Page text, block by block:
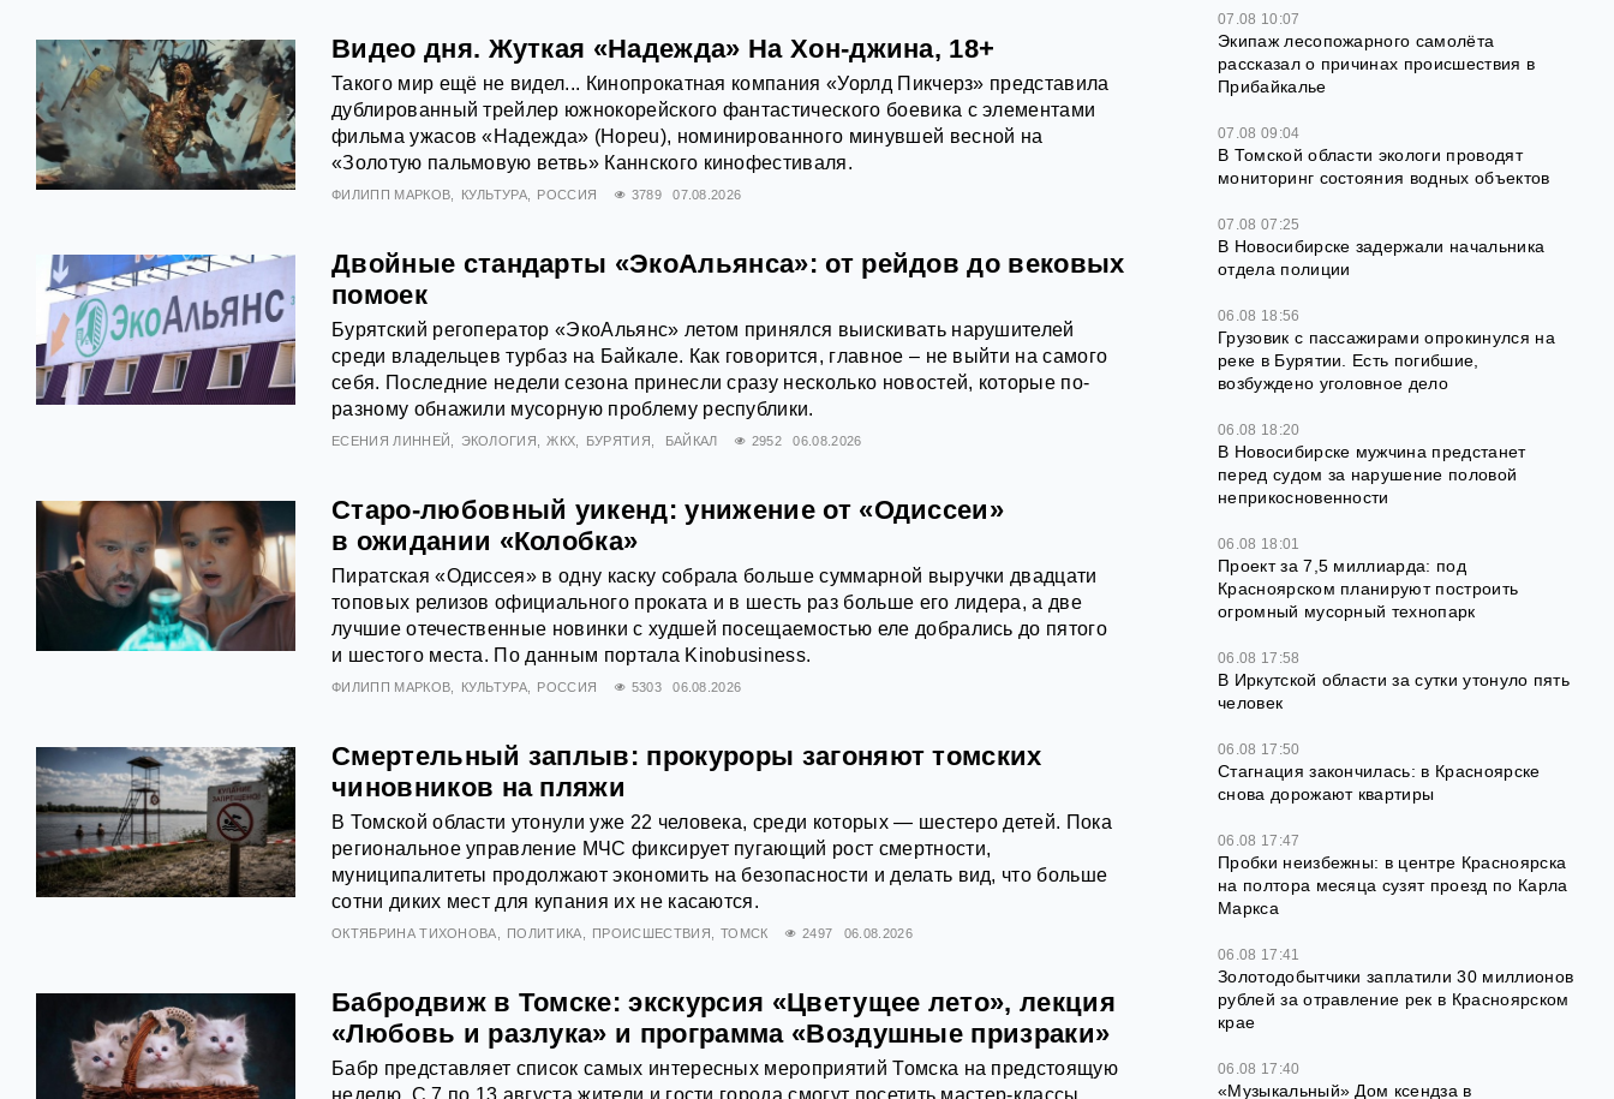
Видео дня. Жуткая «Надежда» На Хон-джина, 18+
Такого мир ещё не видел... Кинопрокатная компания «Уорлд Пикчерз» представила
дублированный трейлер южнокорейского фантастического боевика с элементами
фильма ужасов «Надежда» (Hopeu), номинированного минувшей весной на
«Золотую пальмовую ветвь» Каннского кинофестиваля.
ФИЛИПП МАРКОВ КУЛЬТУРА РОССИЯ 3789 07.08.2026
Двойные стандарты «ЭкоАльянса»: от рейдов до вековых
помоек
Бурятский регоператор «ЭкоАльянс» летом принялся выискивать нарушителей
среди владельцев турбаз на Байкале. Как говорится, главное – не выйти на самого
себя. Последние недели сезона принесли сразу несколько новостей, которые по-
разному обнажили мусорную проблему республики.
ЕСЕНИЯ ЛИННЕЙ ЭКОЛОГИЯ ЖКХ БУРЯТИЯ БАЙКАЛ 2952 06.08.2026
Старо-любовный уикенд: унижение от «Одиссеи»
в ожидании «Колобка»
Пиратская «Одиссея» в одну каску собрала больше суммарной выручки двадцати
топовых релизов официального проката и в шесть раз больше его лидера, а две
лучшие отечественные новинки с худшей посещаемостью еле добрались до пятого
и шестого места. По данным портала Kinobusiness.
ФИЛИПП МАРКОВ КУЛЬТУРА РОССИЯ 5303 06.08.2026
Смертельный заплыв: прокуроры загоняют томских
чиновников на пляжи
В Томской области утонули уже 22 человека, среди которых — шестеро детей. Пока
региональное управление МЧС фиксирует пугающий рост смертности,
муниципалитеты продолжают экономить на безопасности и делать вид, что больше
сотни диких мест для купания их не касаются.
ОКТЯБРИНА ТИХОНОВА ПОЛИТИКА ПРОИСШЕСТВИЯ ТОМСК 2497 06.08.2026
Бабродвиж в Томске: экскурсия «Цветущее лето», лекция
«Любовь и разлука» и программа «Воздушные призраки»
Бабр представляет список самых интересных мероприятий Томска на предстоящую
неделю. С 7 по 13 августа жители и гости города смогут посетить мастер-классы,
07.08 10:07
Экипаж лесопожарного самолёта
рассказал о причинах происшествия в
Прибайкалье
07.08 09:04
В Томской области экологи проводят
мониторинг состояния водных объектов
07.08 07:25
В Новосибирске задержали начальника
отдела полиции
06.08 18:56
Грузовик с пассажирами опрокинулся на
реке в Бурятии. Есть погибшие,
возбуждено уголовное дело
06.08 18:20
В Новосибирске мужчина предстанет
перед судом за нарушение половой
неприкосновенности
06.08 18:01
Проект за 7,5 миллиарда: под
Красноярском планируют построить
огромный мусорный технопарк
06.08 17:58
В Иркутской области за сутки утонуло пять
человек
06.08 17:50
Стагнация закончилась: в Красноярске
снова дорожают квартиры
06.08 17:47
Пробки неизбежны: в центре Красноярска
на полтора месяца сузят проезд по Карла
Маркса
06.08 17:41
Золотодобытчики заплатили 30 миллионов
рублей за отравление рек в Красноярском
крае
06.08 17:40
«Музыкальный» Дом ксендза в